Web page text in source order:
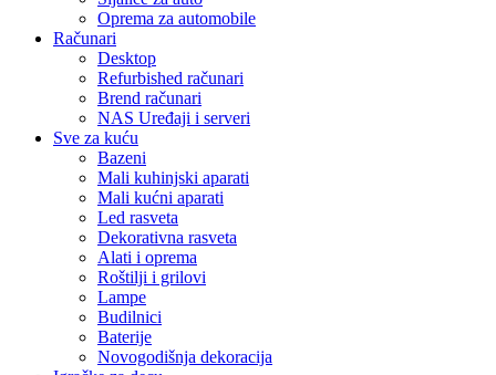
Oprema za automobile
Računari
Desktop
Refurbished računari
Brend računari
NAS Uređaji i serveri
Sve za kuću
Bazeni
Mali kuhinjski aparati
Mali kućni aparati
Led rasveta
Dekorativna rasveta
Alati i oprema
Roštilji i grilovi
Lampe
Budilnici
Baterije
Novogodišnja dekoracija